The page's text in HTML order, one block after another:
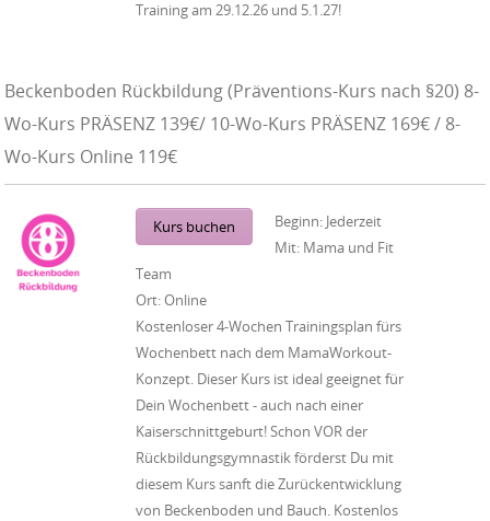
Training am 29.12.26 und 5.1.27!
Beckenboden Rückbildung (Präventions-Kurs nach §20) 8-
Wo-Kurs PRÄSENZ 139€/ 10-Wo-Kurs PRÄSENZ 169€ / 8-
Wo-Kurs Online 119€
Kurs buchen Beginn: Jederzeit
Mit: Mama und Fit
Team
Ort:Online
Kostenloser 4-Wochen Trainingsplan fürs
Wochenbett nach dem MamaWorkout-
Konzept. Dieser Kurs ist ideal geeignet für
Dein Wochenbett - auch nach einer
Kaiserschnittgeburt! Schon VOR der
Rückbildungsgymnastik förderst Du mit
diesem Kurs sanft die Zurückentwicklung
von Beckenboden und Bauch. Kostenlos